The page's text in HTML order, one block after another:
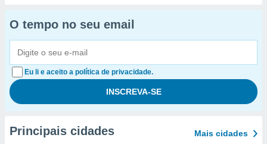
O tempo no seu email
Eu li e aceito a política de privacidade.
Principais cidades Mais cidades